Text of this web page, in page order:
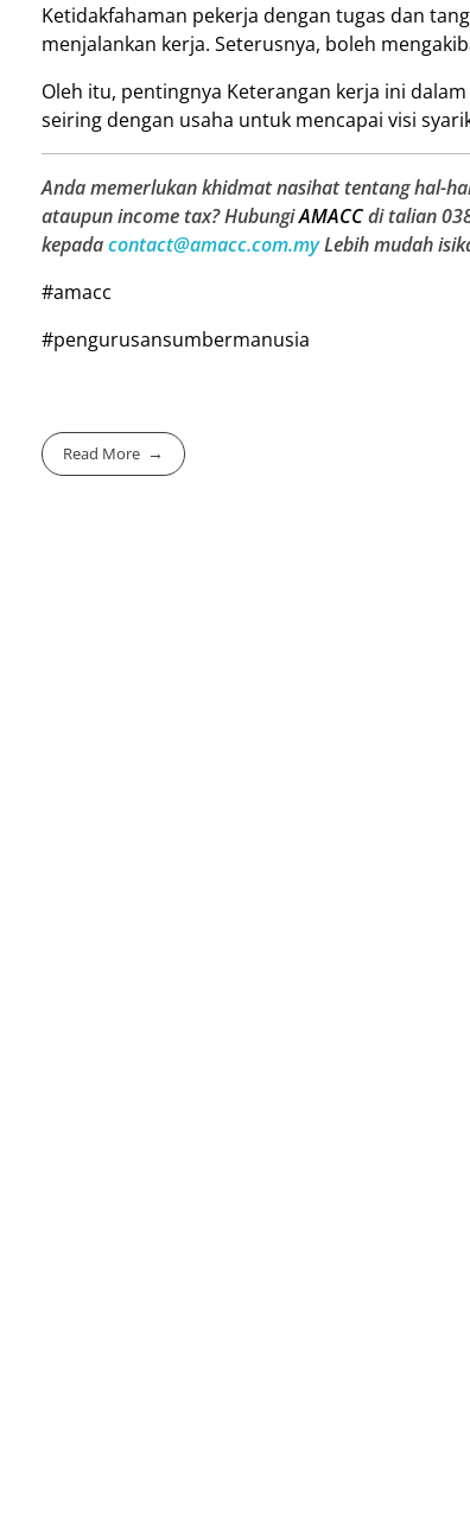
Ketidakfahaman pekerja dengan tugas dan
menjalankan kerja. Seterusnya, boleh
Oleh itu, pentingnya Keterangan kerja ini
seiring dengan usaha untuk mencapai visi
Anda memerlukan khidmat nasihat tentang hal-
ataupun income tax? HubungiAMACCdi talian
kepadacontact@amacc.com.myLebih mudah
#amacc
#pengurusansumbermanusia
Read More